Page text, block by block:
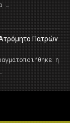
…
Πατρών
η